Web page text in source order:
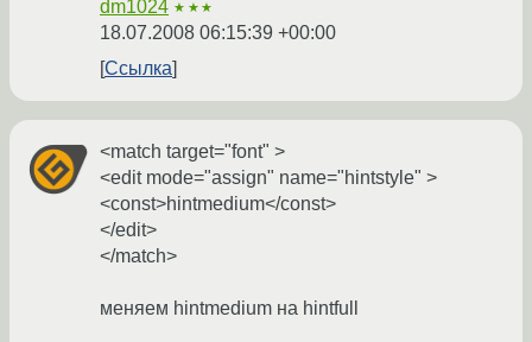
dm1024 ★★★
18.07.2008 06:15:39 +00:00
Ссылка
<match target="font" >
<edit mode="assign" name="hintstyle" >
<const>hintmedium</const>
</edit>
</match>
меняем hintmedium на hintfull